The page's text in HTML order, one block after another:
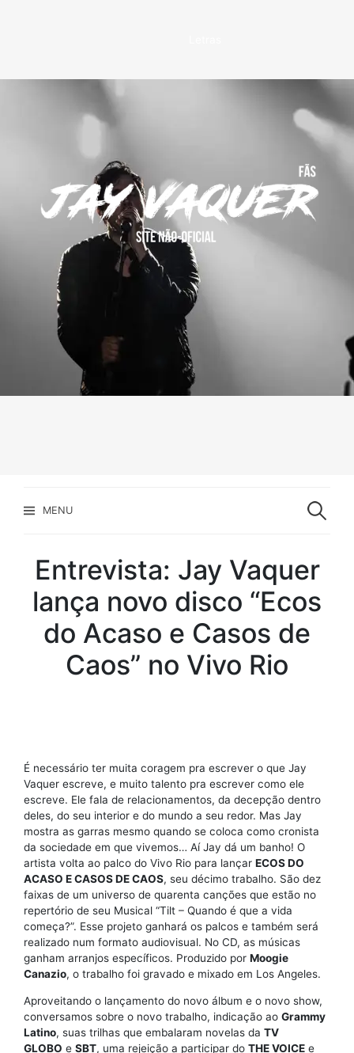
MENU
por:
Entrevista: Jay Vaquer
lança novo disco “Ecos
do Acaso e Casos de
Caos” no Vivo Rio
É necessário ter muita coragem pra escrever o que Jay
Vaquer escreve, e muito talento pra escrever como ele
escreve. Ele fala de relacionamentos, da decepção dentro
deles, do seu interior e do mundo a seu redor. Mas Jay
mostra as garras mesmo quando se coloca como cronista
da sociedade em que vivemos… Aí Jay dá um banho! O
artista volta ao palco do Vivo Rio para lançar ECOS DO
ACASO E CASOS DE CAOS, seu décimo trabalho. São dez
faixas de um universo de quarenta canções que estão no
repertório de seu Musical “Tilt – Quando é que a vida
começa?”. Esse projeto ganhará os palcos e também será
realizado num formato audiovisual. No CD, as músicas
ganham arranjos específicos. Produzido por Moogie
Canazio, o trabalho foi gravado e mixado em Los Angeles.
Aproveitando o lançamento do novo álbum e o novo show,
conversamos sobre o novo trabalho, indicação ao Grammy
Latino, suas trilhas que embalaram novelas da TV
GLOBO e SBT, uma rejeição a participar do THE VOICE e